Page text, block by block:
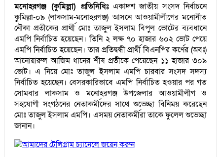
মনোহরগঞ্জ (কুমিল্লা) প্রতিনিধিঃএকাদশ জাতীয় সংসদ নির্বাচনে
কুমিল্লা-০৯ (লাকসাম-মনোহরগঞ্জ) আসনে আওয়ামীলীগের মনোনীত
নৌকা প্রতীকের প্রার্থী মোঃ তাজুল ইসলাম বিপুল ভোটের ব্যবধানে
এমপি নির্বাচিত হয়েছেন। তিনি ২ লক্ষ ৭০ হাজার ৬০২ ভোট পেয়ে
এমপি নির্বাচিত হয়েছেন। তার প্রতিদ্বন্ধী প্রার্থী বিএনপির কর্ণের (অবঃ)
আনোয়ারুল আজিম ধানের শীষ প্রতীকে পেয়েছেন ১১ হাজার ৩০৯
ভোট। এ নিয়ে মোঃ তাজুল ইসলাম এমপি চারবার সংসদ সদস্য
নির্বাচিত হয়েছেন। বেসরকারিভাবে এমপি নির্বাচিত হওয়ার পর গত
সোমবার লাকসাম ও মনোহরগঞ্জ উপজেলার আওয়ামীলীগ ও
সহযোগী সংগঠনের নেতাকর্মীদের সাথে শুভেচ্ছা বিনিময় করেছেন
মোঃ তাজুল ইসলাম এমপি। এসময় নেতাকর্মীরা তাকে ফুলেল শুভেচ্ছা
জানান।
আমাদের টেলিগ্রাম চ্যানেলে জয়েন করুন